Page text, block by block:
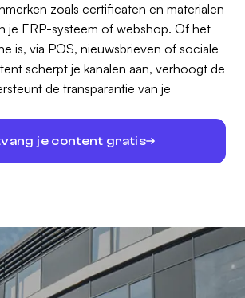
zoals certificaten en materialen
je ERP-systeem of webshop. Of het
is, via POS, nieuwsbrieven of sociale
scherpt je kanalen aan, verhoogt de
de transparantie van je
je content gratis